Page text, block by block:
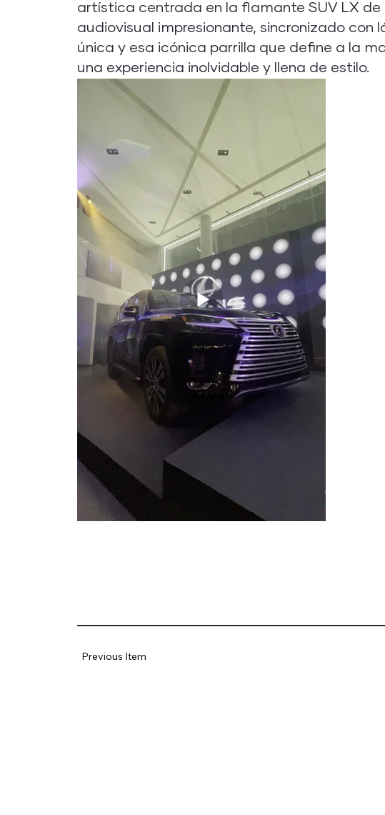
artística centrada en la flamante SUV LX
audiovisual impresionante, sincronizado con
única y esa icónica parrilla que define a la
una experiencia inolvidable y llena de estilo.
Previous Item